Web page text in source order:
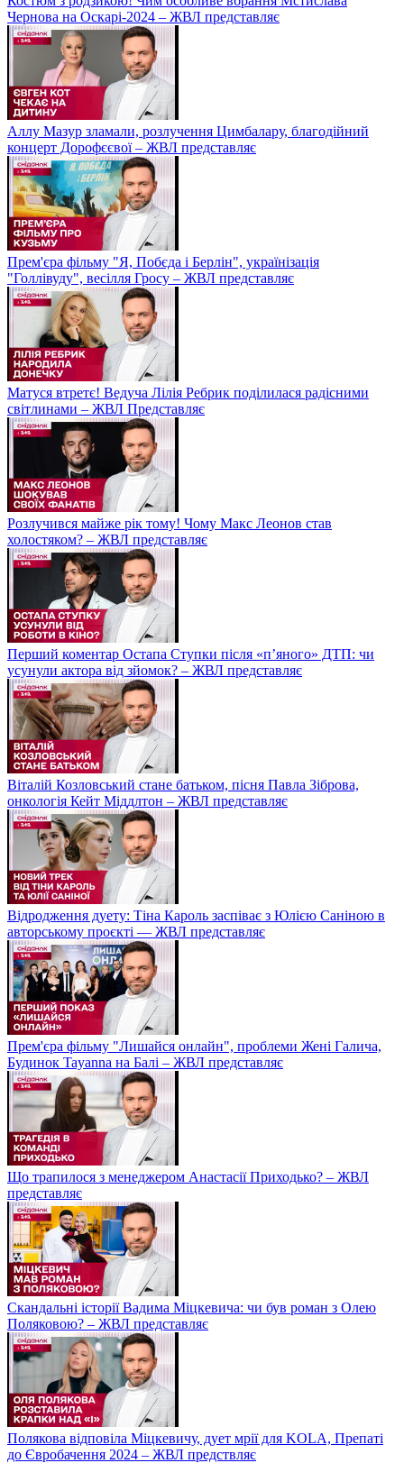
Чернова на Оскарі-2024 – ЖВЛ представляє
Аллу Мазур зламали, розлучення Цимбалару, благодійний
концерт Дорофєєвої – ЖВЛ представляє
Прем'єра фільму "Я, Побєда і Берлін", українізація
"Голлівуду", весілля Гросу – ЖВЛ представляє
Матуся втретє! Ведуча Лілія Ребрик поділилася радісними
світлинами – ЖВЛ Представляє
Розлучився майже рік тому! Чому Макс Леонов став
холостяком? – ЖВЛ представляє
Перший коментар Остапа Ступки після «п’яного» ДТП: чи
усунули актора від зйомок? – ЖВЛ представляє
Віталій Козловський стане батьком, пісня Павла Зіброва,
онкологія Кейт Міддлтон – ЖВЛ представляє
Відродження дуету: Тіна Кароль заспіває з Юлією Саніною в
авторському проєкті — ЖВЛ представляє
Прем'єра фільму "Лишайся онлайн", проблеми Жені Галича,
Будинок Tayanna на Балі – ЖВЛ представляє
Що трапилося з менеджером Анастасії Приходько? – ЖВЛ
представляє
Скандальні історії Вадима Міцкевича: чи був роман з Олею
Поляковою? – ЖВЛ представляє
Полякова відповіла Міцкевичу, дует мрії для KOLA, Препаті
до Євробачення 2024 – ЖВЛ предствляє